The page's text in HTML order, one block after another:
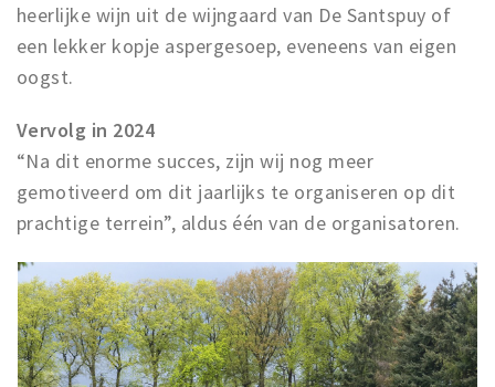
heerlijke wijn uit de wijngaard van De Santspuy of
een lekker kopje aspergesoep, eveneens van eigen
oogst.
Vervolg in 2024
“Na dit enorme succes, zijn wij nog meer
gemotiveerd om dit jaarlijks te organiseren op dit
prachtige terrein”, aldus één van de organisatoren.